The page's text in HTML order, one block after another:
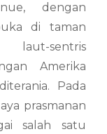
dengan
di taman
sentris
Amerika
Pada
prasmanan
salah satu